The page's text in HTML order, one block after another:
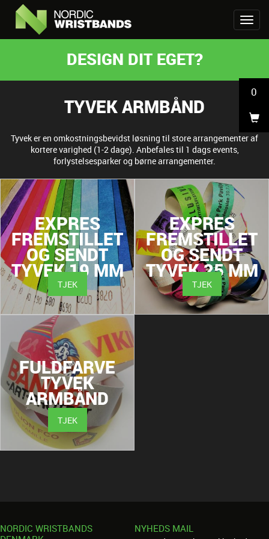
0
DESIGN DIT EGET?
TYVEK ARMBÅND
Tyvek er en omkostningsbevidst løsning til store arrangementer af
kortere varighed (1-2 dage). Anbefales til 1 dags events,
forlystelsesparker og børne arrangementer.
EXPRES
FREMSTILLET
OG SENDT
TYVEK 19 MM
TJEK
EXPRES
FREMSTILLET
OG SENDT
TYVEK 25 MM
TJEK
FULDFARVE
TYVEK
ARMBÅND
TJEK
NORDIC WRISTBANDS
NYHEDS MAIL